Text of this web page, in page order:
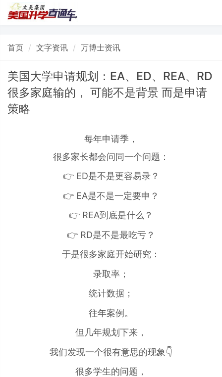
首页 文字资讯 万博士资讯
美国大学申请规划：EA、ED、REA、RD
很多家庭输的， 可能不是背景 而是申请
策略
每年申请季，
很多家长都会问同一个问题：
👉 ED是不是更容易录？
👉 EA是不是一定要申？
👉 REA到底是什么？
👉 RD是不是最吃亏？
于是很多家庭开始研究：
录取率；
统计数据；
往年案例。
但几年规划下来，
我们发现一个很有意思的现象👇
很多学生的问题，